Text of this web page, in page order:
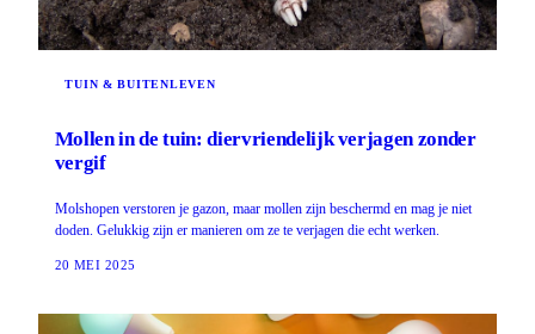
TUIN & BUITENLEVEN
Mollen in de tuin: diervriendelijk verjagen zonder
vergif
Molshopen verstoren je gazon, maar mollen zijn beschermd en mag je niet
doden. Gelukkig zijn er manieren om ze te verjagen die echt werken.
20 MEI 2025